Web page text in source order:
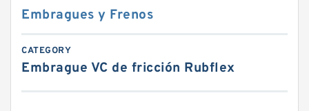
Embragues y Frenos
CATEGORY
Embrague VC de fricción Rubflex